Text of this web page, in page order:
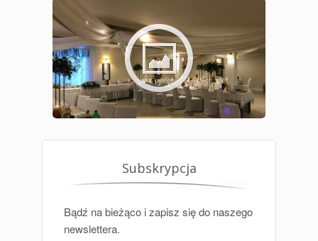
Subskrypcja
Bądź na bieżąco i zapisz się do naszego
newslettera.